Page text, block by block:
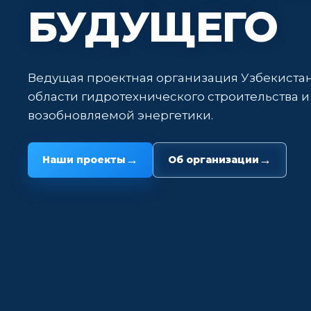
БУДУЩЕГО
Ведущая проектная организация
области гидротехнического строительства и
возобновляемой энергетики.
Наши проекты → Об организации →